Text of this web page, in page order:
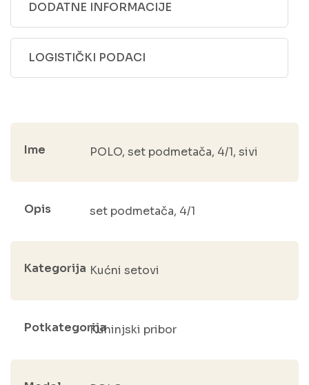
DODATNE INFORMACIJE
LOGISTIČKI PODACI
Ime POLO, set podmetača, 4/1, sivi
Opis set podmetača, 4/1
Kategorija Kućni setovi
PotkategorijaKuhinjski pribor